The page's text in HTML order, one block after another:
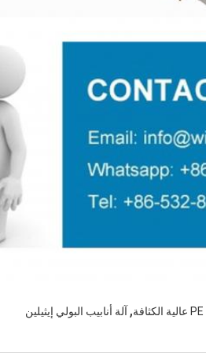
, آلة أنابيب البولي إيثيلين